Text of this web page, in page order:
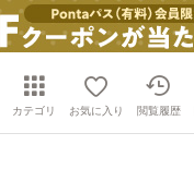
カテゴリ お気に入り 閲覧履歴